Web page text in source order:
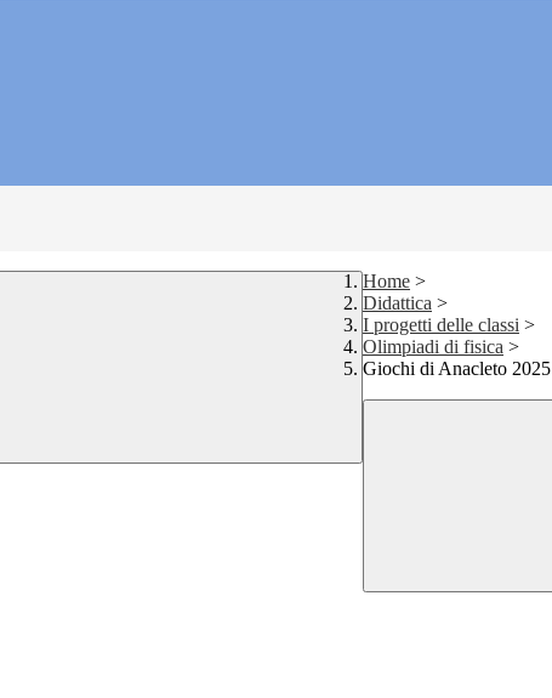
Home >
Didattica >
I progetti delle classi >
Olimpiadi di fisica >
Giochi di Anacleto 2025